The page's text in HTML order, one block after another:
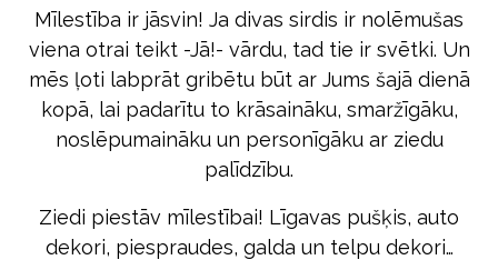
Mīlestība ir jāsvin! Ja divas sirdis ir nolēmušas
viena otrai teikt -Jā!- vārdu, tad tie ir svētki. Un
mēs ļoti labprāt gribētu būt ar Jums šajā dienā
kopā, lai padarītu to krāsaināku, smaržīgāku,
noslēpumaināku un personīgāku ar ziedu
palīdzību.
Ziedi piestāv mīlestībai! Līgavas pušķis, auto
dekori, piespraudes, galda un telpu dekori…